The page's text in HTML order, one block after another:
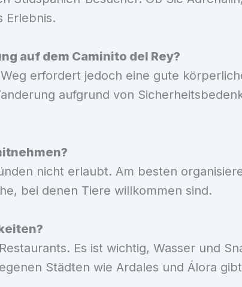
Erlebnis.
auf dem Caminito del Rey?
erfordert jedoch eine gute
aufgrund von
nicht erlaubt. Am besten
bei denen Tiere willkommen sind.
Es ist wichtig, Wasser und
Städten wie Ardales und Álora